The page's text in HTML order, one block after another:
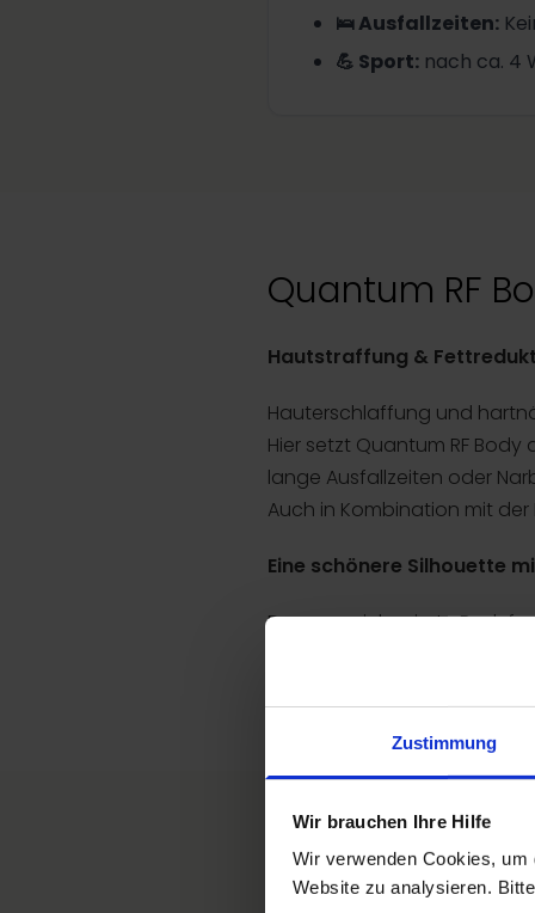
Zustimmung
Wir brauchen Ihre Hilfe
Wir verwenden Cookies,
Website zu analysieren.
🛌 Ausfallzeiten:
💪 Sport: nach ca. 4
Quantum RF
Hautstraffung &
Hauterschlaffung und
Hier setzt Quantum RF
lange Ausfallzeiten oder
Auch in Kombination mit der
Eine schönere Silhouette
Das energiebasierte
dringt über eine schmale
Auf einen Blick